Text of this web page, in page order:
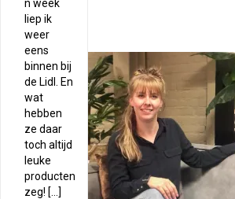
n week
liep ik
weer
eens
binnen bij
de Lidl. En
wat
hebben
ze daar
toch altijd
leuke
producten
zeg! […]